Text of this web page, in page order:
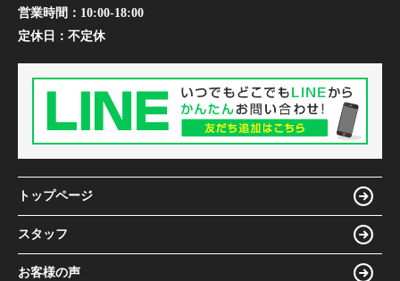
営業時間： 10:00-18:00
定休日： 不定休
トップページ
スタッフ
お客様の声